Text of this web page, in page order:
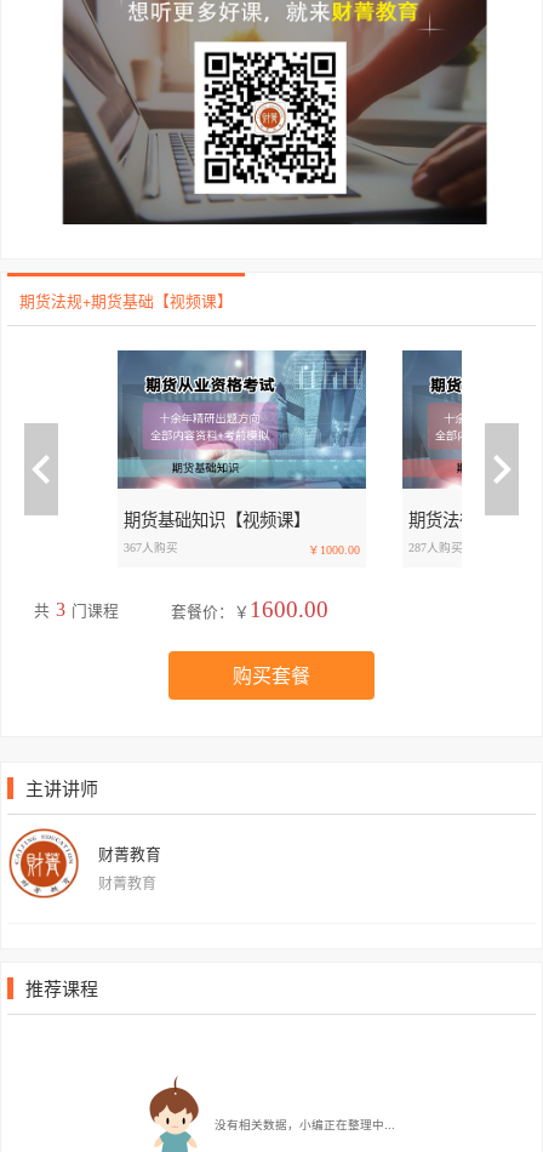
期货法规+期货基础【视频课】
期货基础知识【视频课】
￥1000.00
367人购买
期货法律法规【
287人购买
共 3 门课程 套餐价：￥ 1600.00
购买套餐
主讲讲师
财菁教育
财菁教育
推荐课程
没有相关数据，小编正在整理中...